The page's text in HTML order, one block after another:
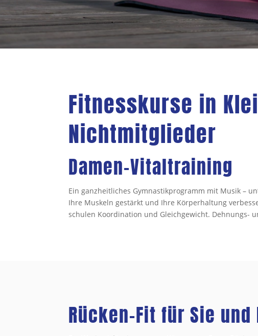
Fitnesskurse in
Nichtmitglieder
Damen-Vitaltraining
Ein ganzheitliches Gymnastikprogramm mit Musik –
Ihre Muskeln gestärkt und Ihre Körperhaltung
schulen Koordination und Gleichgewicht. Dehnungs-
Rücken-Fit für Sie und